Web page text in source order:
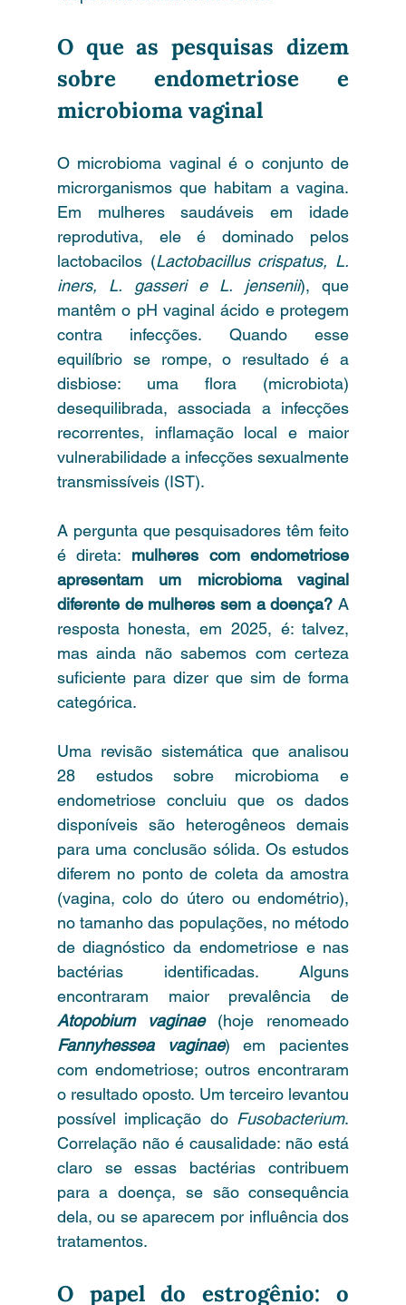
O que as pesquisas dizem
sobre endometriose e
microbioma vaginal
O microbioma vaginal é o conjunto de
microrganismos que habitam a vagina.
Em mulheres saudáveis em idade
reprodutiva, ele é dominado pelos
lactobacilos (Lactobacillus crispatus, L.
iners, L. gasseri e L. jensenii), que
mantêm o pH vaginal ácido e protegem
contra infecções. Quando esse
equilíbrio se rompe, o resultado é a
disbiose: uma flora (microbiota)
desequilibrada, associada a infecções
recorrentes, inflamação local e maior
vulnerabilidade a infecções sexualmente
transmissíveis (IST).
A pergunta que pesquisadores têm feito
é direta: mulheres com endometriose
apresentam um microbioma vaginal
diferente de mulheres sem a doença? A
resposta honesta, em 2025, é: talvez,
mas ainda não sabemos com certeza
suficiente para dizer que sim de forma
categórica.
Uma revisão sistemática que analisou
28 estudos sobre microbioma e
endometriose concluiu que os dados
disponíveis são heterogêneos demais
para uma conclusão sólida. Os estudos
diferem no ponto de coleta da amostra
(vagina, colo do útero ou endométrio),
no tamanho das populações, no método
de diagnóstico da endometriose e nas
bactérias identificadas. Alguns
Atopobium vaginae
Fannyhessea vaginae) em pacientes
com endometriose; outros encontraram
o resultado oposto. Um terceiro levantou
possível implicação do Fusobacterium.
Correlação não é causalidade: não está
claro se essas bactérias contribuem
para a doença, se são consequência
dela, ou se aparecem por influência dos
tratamentos.
O papel do estrogênio: o